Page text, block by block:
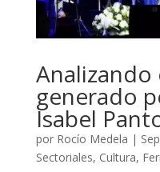
generado
Isabel
por Rocío Medela |
Sectoriales, Cultura,